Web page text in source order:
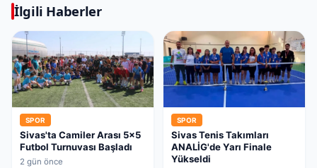
İlgili Haberler
SPOR
Sivas'ta Camiler Arası 5x5
Futbol Turnuvası Başladı
2 gün önce
SPOR
Sivas Tenis Takımları
ANALİG'de Yarı Finale
Yükseldi